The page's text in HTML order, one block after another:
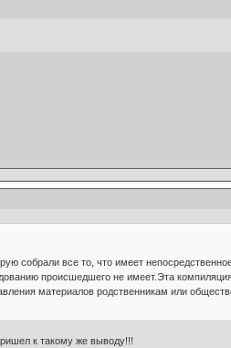
собрали все то, что имеет
происшедшего не имеет.Эта
материалов родственникам или
к такому же выводу!!!